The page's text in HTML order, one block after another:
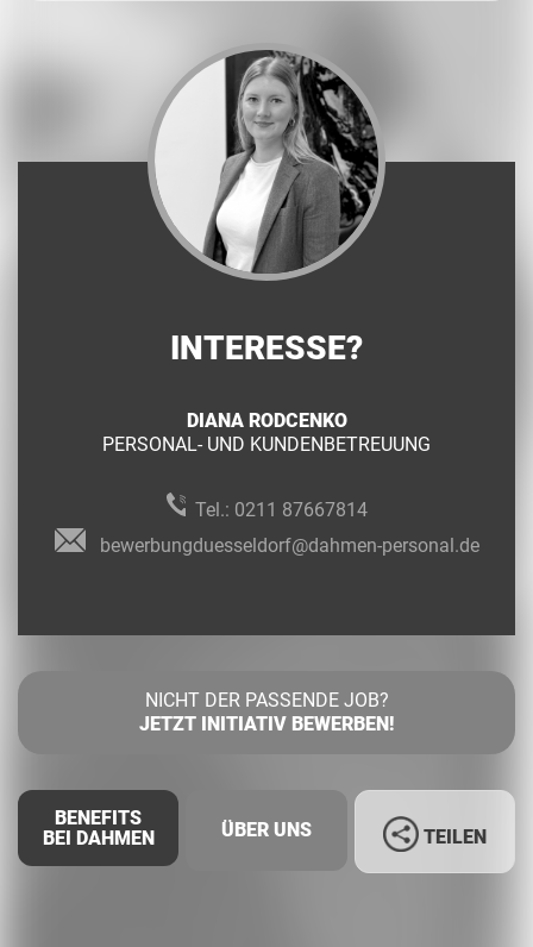
INTERESSE?
DIANA RODCENKO
PERSONAL- UND KUNDENBETREUUNG
Tel.: 0211 87667814
bewerbungduesseldorf@dahmen-personal.de
NICHT DER PASSENDE JOB?
JETZT INITIATIV BEWERBEN!
BENEFITS
BEI DAHMEN
ÜBER UNS TEILEN